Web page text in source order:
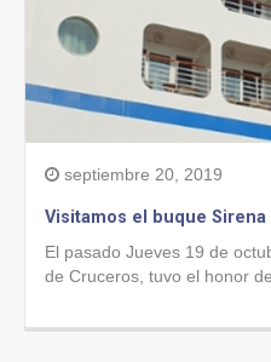
septiembre 20, 2019
Visitamos el buque
El pasado Jueves 19 de
de Cruceros, tuvo el honor de